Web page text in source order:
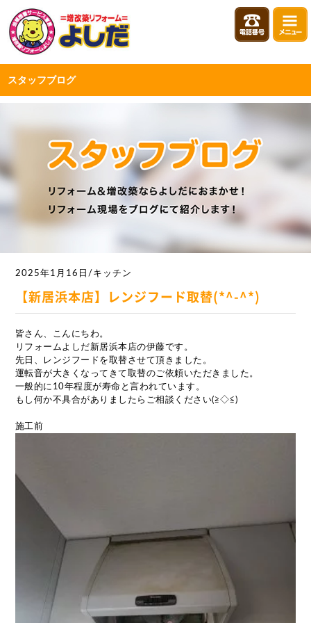
スタッフブログ
2025年1月16日/キッチン
【新居浜本店】レンジフード取替(*^-^*)
皆さん、こんにちわ。
リフォームよしだ新居浜本店の伊藤です。
先日、レンジフードを取替させて頂きました。
運転音が大きくなってきて取替のご依頼いただきました。
一般的に10年程度が寿命と言われています。
もし何か不具合がありましたらご相談ください(≧◇≦)
施工前